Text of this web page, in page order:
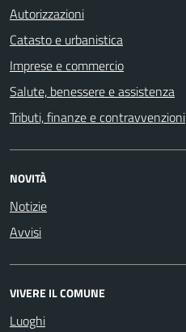
Autorizzazioni
Catasto e urbanistica
Imprese e commercio
Salute, benessere e assistenza
Tributi, finanze e contravvenzioni
NOVITÀ
Notizie
Avvisi
VIVERE IL COMUNE
Luoghi